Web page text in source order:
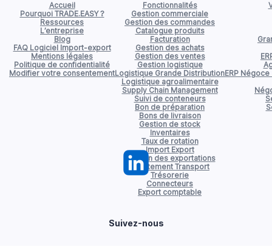
Accueil
Pourquoi TRADE.EASY ?
Ressources
L’entreprise
Blog
FAQ Logiciel Import-export
Mentions légales
Politique de confidentialité
Modifier votre consentement
Fonctionnalités
Gestion commerciale
Gestion des commandes
Catalogue produits
Facturation
Gestion des achats
Gestion des ventes
Gestion logistique
Logistique Grande Distribution
Logistique agroalimentaire
Supply Chain Management
Suivi de conteneurs
Bon de préparation
Bons de livraison
Gestion de stock
Inventaires
Taux de rotation
Import Export
Gestion des exportations
Affrètement Transport
Trésorerie
Connecteurs
Export comptable
ERP
Suivez-nous